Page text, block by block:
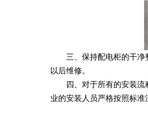
三、保持配电柜的干
以后维修。
四、对于所有的安装
业的安装人员严格按照标准